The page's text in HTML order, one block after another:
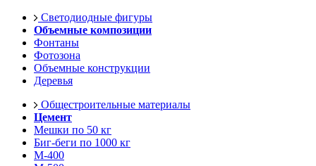
Светодиодные фигуры
Объемные композиции
Фонтаны
Фотозона
Объемные конструкции
Деревья
Общестроительные материалы
Цемент
Мешки по 50 кг
Биг-беги по 1000 кг
М-400